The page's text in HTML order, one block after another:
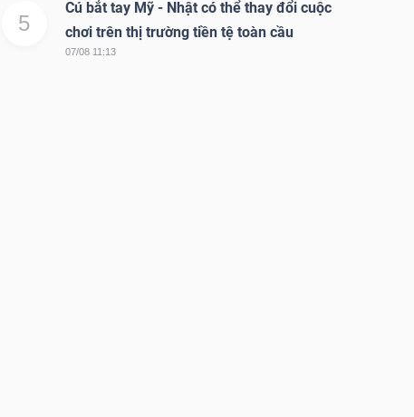
5
Cú bắt tay Mỹ - Nhật có thể thay đổi cuộc
chơi trên thị trường tiền tệ toàn cầu
07/08 11:13